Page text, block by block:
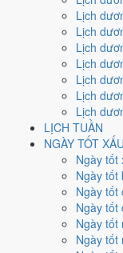
Lịch
Lịch
Lịch
Lịch
Lịch
Lịch
Lịch
LỊCH TUẦN
NGÀY TỐT XẤU
Ngày tốt
Ngày tốt
Ngày tốt
Ngày tốt
Ngày tốt
Ngày tốt
lịch
Ngày 23/11/2026
Tân Sửu- Chi
Thượng Thổ. Tổng
cho các việc quan
Thân, Tuất, Hợi.
Ngày Dương
Tháng 11 năm 2026
Tháng 10 âm năm 2026